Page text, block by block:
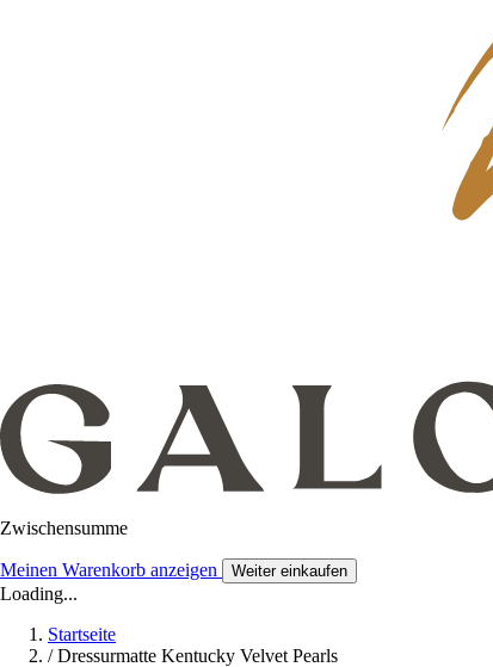
Zwischensumme
Meinen Warenkorb anzeigen Weiter einkaufen
Loading...
Startseite
/ Dressurmatte Kentucky Velvet Pearls